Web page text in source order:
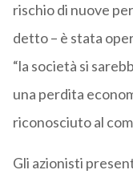
rischio di nuove
detto – è stata
“la società si
una perdita
riconosciuto al
Gli azionisti